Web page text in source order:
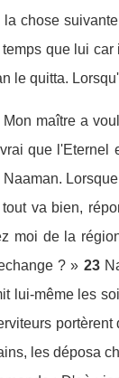
chose
que lui
le quitta.
maître a
que
tout va bien,
moi de la
? » 23
lui-même les
portèrent
les déposa